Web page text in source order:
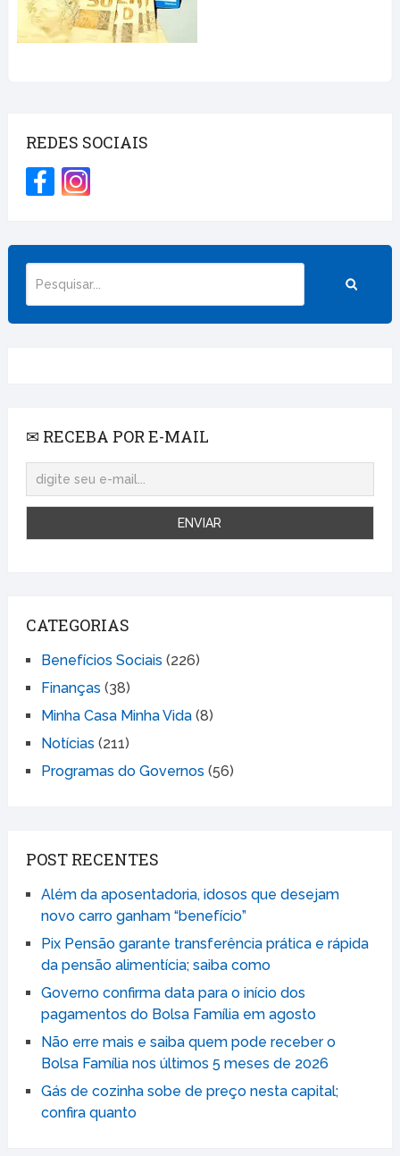
REDES SOCIAIS
✉ RECEBA POR E-MAIL
CATEGORIAS
Benefícios Sociais (226)
Finanças (38)
Minha Casa Minha Vida(8)
Notícias (211)
Programas do Governos (56)
POST RECENTES
Além da aposentadoria, idosos que desejam
novo carro ganham “benefício”
Pix Pensão garante transferência prática e rápida
da pensão alimentícia; saiba como
Governo confirma data para o início dos
pagamentos do Bolsa Família em agosto
Não erre mais e saiba quem pode receber o
Bolsa Família nos últimos 5 meses de 2026
Gás de cozinha sobe de preço nesta capital;
confira quanto